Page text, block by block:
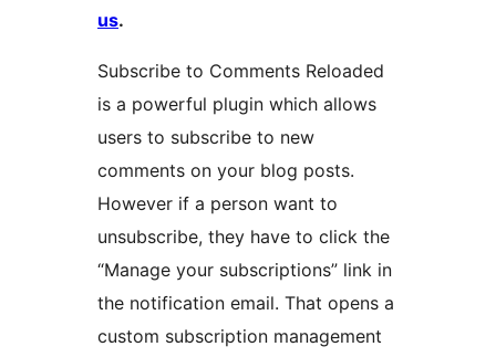
us.
Subscribe to Comments Reloaded
is a powerful plugin which allows
users to subscribe to new
comments on your blog posts.
However if a person want to
unsubscribe, they have to click the
“Manage your subscriptions” link in
the notification email. That opens a
custom subscription management